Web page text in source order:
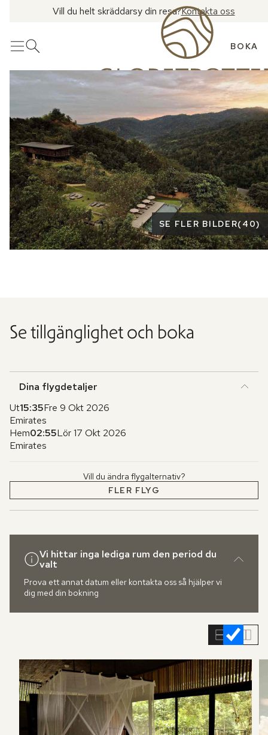
Vill du helt skräddarsy din resa?Kontakta oss
MenyÖppna sök BOKA
Se fler bilder
SE FLER BILDER(40)
Se tillgänglighet och boka
Dina flygdetaljer
Ut15:35Fre 9 Okt 2026
Emirates
Hem02:55Lör 17 Okt 2026
Emirates
Vill du ändra flygalternativ?
FLER FLYG
Vi hittar inga lediga rum den period du
valt
Prova ett annat datum eller kontakta oss så hjälper vi
dig med din bokning
Hoppa